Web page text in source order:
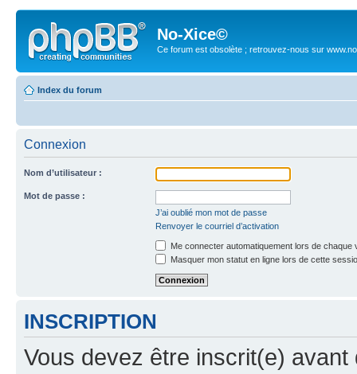
No-Xice©
Ce forum est obsolète ; retrouvez-nous sur
Index du forum
Connexion
Nom d’utilisateur :
Mot de passe :
J’ai oublié mon mot de passe
Renvoyer le courriel d’activation
Me connecter automatiquement lors de chaque
Masquer mon statut en ligne lors de cette
INSCRIPTION
Vous devez être inscrit(e) avant